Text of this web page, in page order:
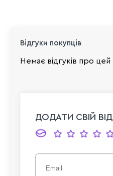
Відгуки покупців
Немає відгуків про цей
ДОДАТИ СВІЙ